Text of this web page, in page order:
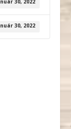
30, 2022
30, 2022